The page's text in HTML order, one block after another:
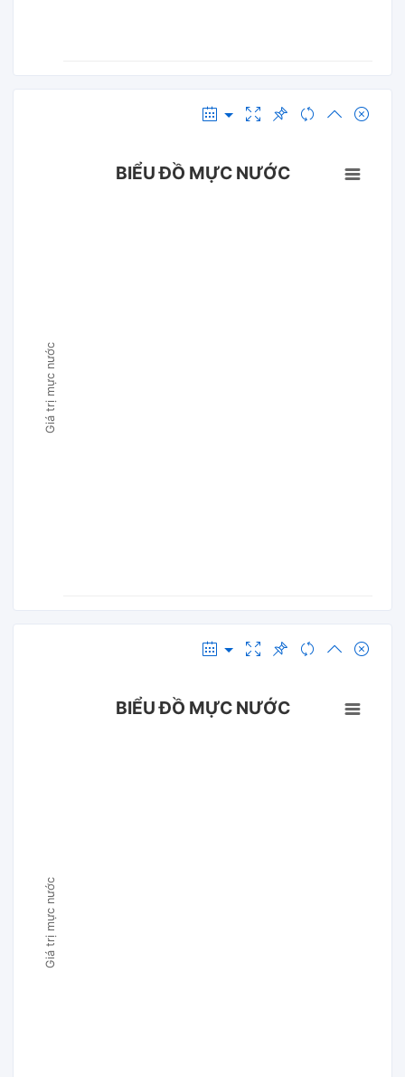
Giá trị mực nước
BIỂU ĐỒ MỰC NƯỚC
Giá trị mực nước
BIỂU ĐỒ MỰC NƯỚC